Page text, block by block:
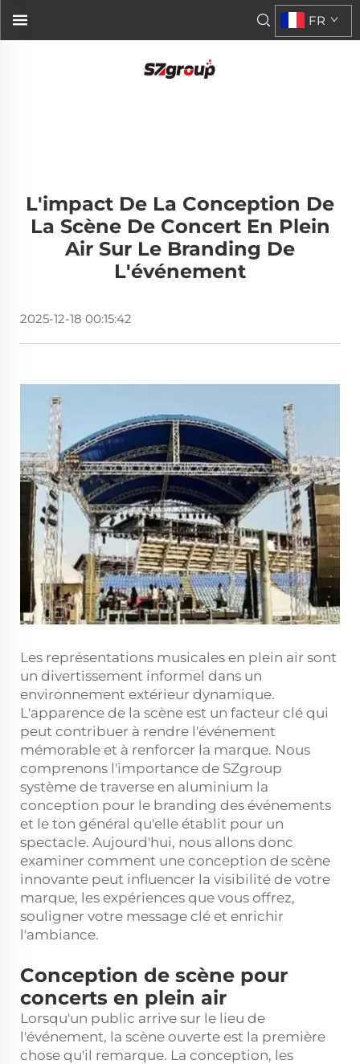
FR
L'impact De La Conception De
La Scène De Concert En Plein
Air Sur Le Branding De
L'événement
2025-12-18 00:15:42
Les représentations musicales en plein air sont
un divertissement informel dans un
environnement extérieur dynamique.
L'apparence de la scène est un facteur clé qui
peut contribuer à rendre l'événement
mémorable et à renforcer la marque. Nous
comprenons l'importance de SZgroup
système de traverse en aluminium la
conception pour le branding des événements
et le ton général qu'elle établit pour un
spectacle. Aujourd'hui, nous allons donc
examiner comment une conception de scène
innovante peut influencer la visibilité de votre
marque, les expériences que vous offrez,
souligner votre message clé et enrichir
l'ambiance.
Conception de scène pour
concerts en plein air
Lorsqu'un public arrive sur le lieu de
l'événement, la scène ouverte est la première
chose qu'il remarque. La conception, les